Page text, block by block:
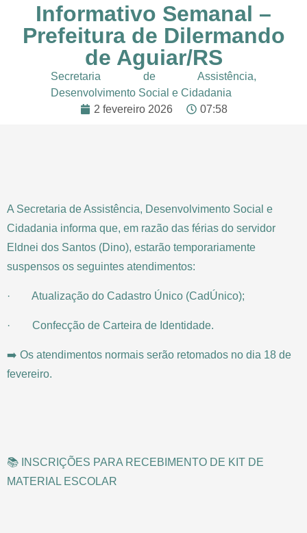
Informativo Semanal –
Prefeitura de Dilermando
de Aguiar/RS
Secretaria de Assistência,
Desenvolvimento Social e Cidadania
2 fevereiro 2026
07:58
A Secretaria de Assistência, Desenvolvimento Social e
Cidadania informa que, em razão das férias do servidor
Eldnei dos Santos (Dino), estarão temporariamente
suspensos os seguintes atendimentos:
· Atualização do Cadastro Único (CadÚnico);
· Confecção de Carteira de Identidade.
➡️ Os atendimentos normais serão retomados no dia 18 de
fevereiro.
📚 INSCRIÇÕES PARA RECEBIMENTO DE KIT DE
MATERIAL ESCOLAR